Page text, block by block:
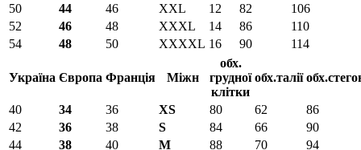
50
44 46 XXL 12 82
106
52
46 48 XXXL 14 86
110
54
48 50 XXXXL 16 90 114
Україна Європа Франція Міжн
обх.
грудної
клітки
обх.талії
40 34 36 XS 80 62
86
42
36 38 S 84 66
90
44
38 40 M 88 70 94